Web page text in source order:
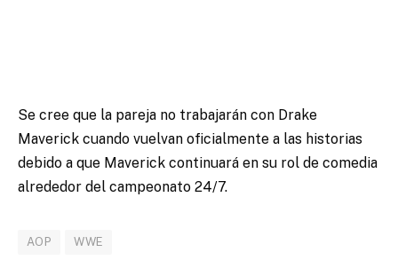
Se cree que la pareja no trabajarán con Drake
Maverick cuando vuelvan oficialmente a las historias
debido a que Maverick continuará en su rol de comedia
alrededor del campeonato 24/7.
AOP WWE